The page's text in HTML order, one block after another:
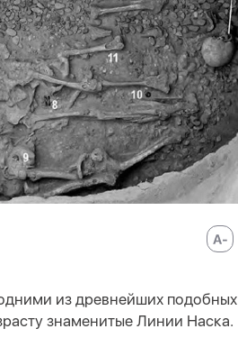
из древнейших подобных
знаменитые Линии Наска.